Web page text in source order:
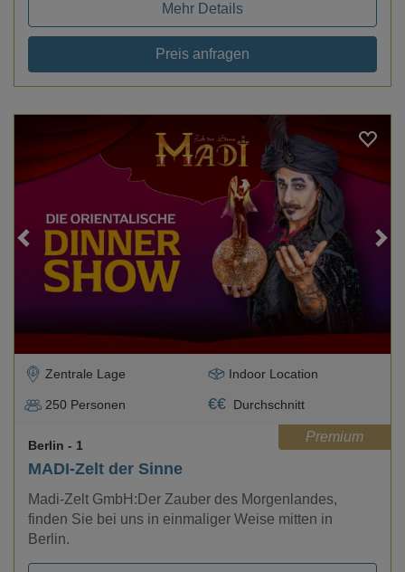
Mehr Details
Preis anfragen
Zentrale Lage Indoor Location
250 Personen €€ Durchschnitt
Premium
MADI-Zelt der Sinne
Berlin - 1
Madi-Zelt GmbH:Der Zauber des Morgenlandes,
finden Sie bei uns in einmaliger Weise mitten in
Berlin.